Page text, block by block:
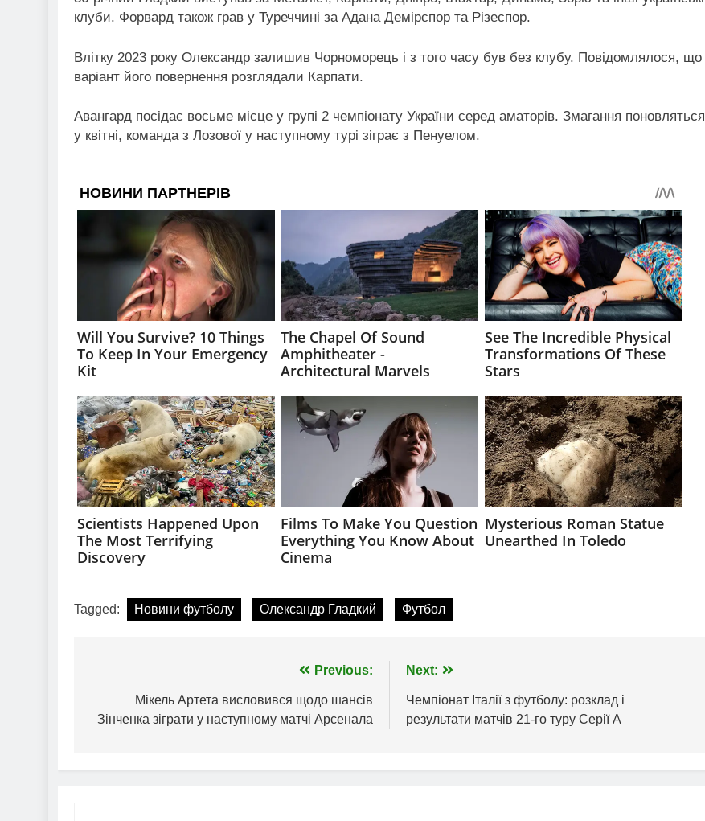
клуби. Форвард також грав у Туреччині за Адана Демірспор та Різеспор.
Влітку 2023 року Олександр залишив Чорноморець і з того часу був без клубу. Повідомлялося, що
варіант його повернення розглядали Карпати.
Авангард посідає восьме місце у групі 2 чемпіонату України серед аматорів. Змагання поновляться
у квітні, команда з Лозової у наступному турі зіграє з Пенуелом.
Tagged: Новини футболу Олександр Гладкий Футбол
записів
Previous:
Мікель Артета висловився щодо шансів
Зінченка зіграти у наступному матчі Арсенала
Next:
Чемпіонат Італії з футболу: розклад і
результати матчів 21-го туру Серії А